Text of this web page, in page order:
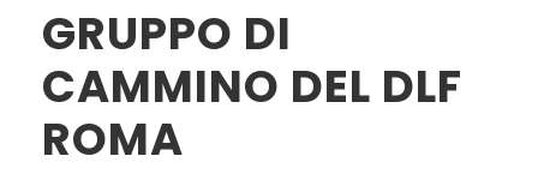
GRUPPO DI
CAMMINO DEL DLF
ROMA